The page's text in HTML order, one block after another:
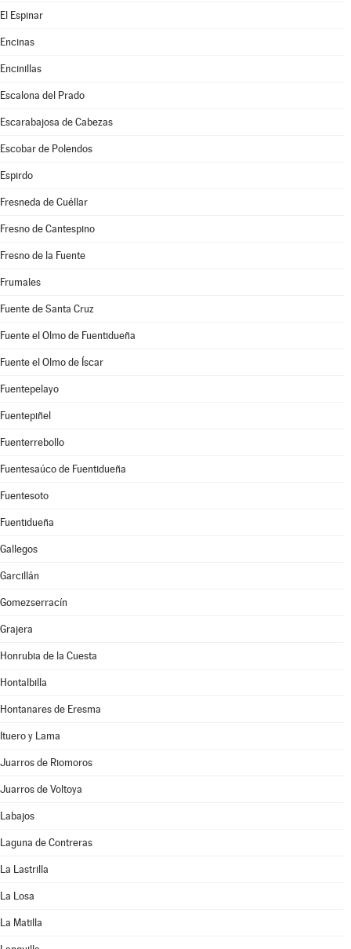
El Espinar
Encinas
Encinillas
Escalona del Prado
Escarabajosa de Cabezas
Escobar de Polendos
Espirdo
Fresneda de Cuéllar
Fresno de Cantespino
Fresno de la Fuente
Frumales
Fuente de Santa Cruz
Fuente el Olmo de Fuentidueña
Fuente el Olmo de Íscar
Fuentepelayo
Fuentepiñel
Fuenterrebollo
Fuentesaúco de Fuentidueña
Fuentesoto
Fuentidueña
Gallegos
Garcillán
Gomezserracín
Grajera
Honrubia de la Cuesta
Hontalbilla
Hontanares de Eresma
Ituero y Lama
Juarros de Riomoros
Juarros de Voltoya
Labajos
Laguna de Contreras
La Lastrilla
La Losa
La Matilla